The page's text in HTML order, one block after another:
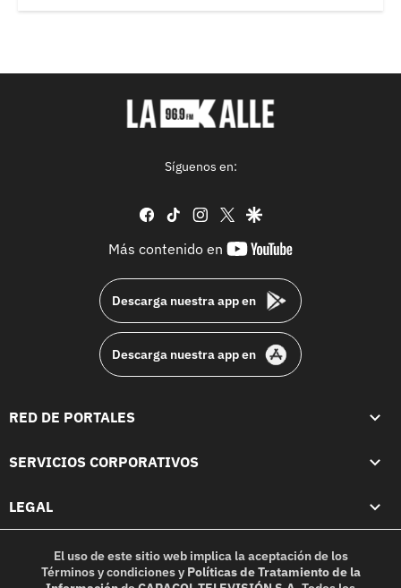
Síguenos en:
facebook
tiktok instagram
twittergoogle
Más contenido en
youtube-
Descarga nuestra app en
Descarga nuestra app en
RED DE PORTALES
SERVICIOS CORPORATIVOS
LEGAL
El uso de este sitio web implica la aceptación de los
Términos y condicionesy Políticas de Tratamiento de la